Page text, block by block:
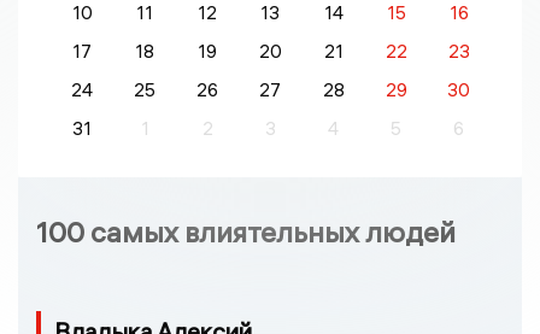
10
11 12 13 14 15
16
17
18 19 20 21 22
23
24
25 26 27 28 29
30
31
1 2 3 4 5 6
100 самых влиятельных людей